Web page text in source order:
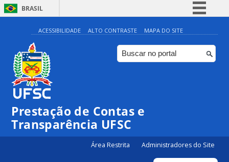
BRASIL
Simplifique!
Comunica BR
Participe
ACESSIBILIDADE ALTO CONTRASTE MAPA DO SITE
Prestação de Contas e
Transparência UFSC
Área Restrita Administradores do Site